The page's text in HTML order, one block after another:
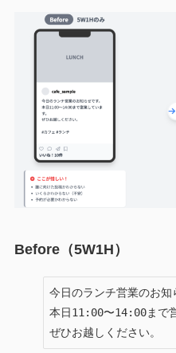
Before（5W1H）
今日のランチ営業のお知
本日11:00〜14:00まで
ぜひお越しください。